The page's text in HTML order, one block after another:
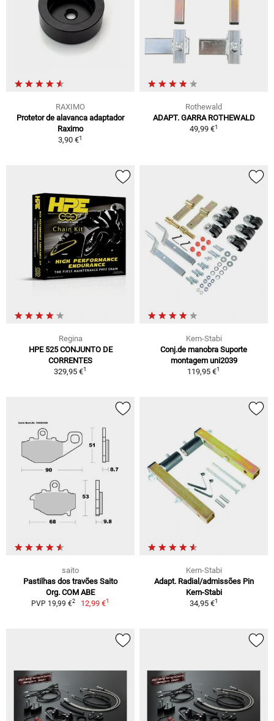
RAXIMO
Protetor de alavanca adaptador
Raximo
3,90 €1
Rothewald
ADAPT. GARRA ROTHEWALD
49,99 €1
Regina
HPE 525 CONJUNTO DE
CORRENTES
329,95 €1
Kern-Stabi
Conj.de manobra Suporte
montagem uni2039
119,95 €1
saito
Pastilhas dos travões Saito
Org. COM ABE
PVP 19,99 €2 12,99 €1
Kern-Stabi
Adapt. Radial/admissões Pin
Kern-Stabi
34,95 €1